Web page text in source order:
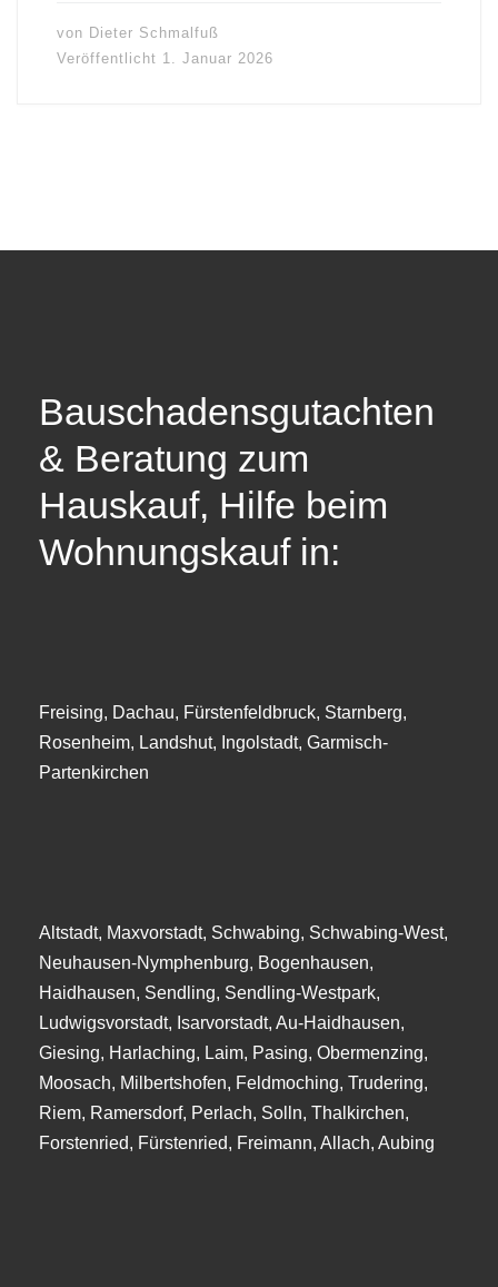
von Dieter Schmalfuß
Veröffentlicht 1. Januar 2026
Bauschadensgutachten
& Beratung zum
Hauskauf, Hilfe beim
Wohnungskauf in:
Freising, Dachau, Fürstenfeldbruck, Starnberg,
Rosenheim, Landshut, Ingolstadt, Garmisch-
Partenkirchen
Altstadt, Maxvorstadt, Schwabing, Schwabing-West,
Neuhausen-Nymphenburg, Bogenhausen,
Haidhausen, Sendling, Sendling-Westpark,
Ludwigsvorstadt, Isarvorstadt, Au-Haidhausen,
Giesing, Harlaching, Laim, Pasing, Obermenzing,
Moosach, Milbertshofen, Feldmoching, Trudering,
Riem, Ramersdorf, Perlach, Solln, Thalkirchen,
Forstenried, Fürstenried, Freimann, Allach, Aubing